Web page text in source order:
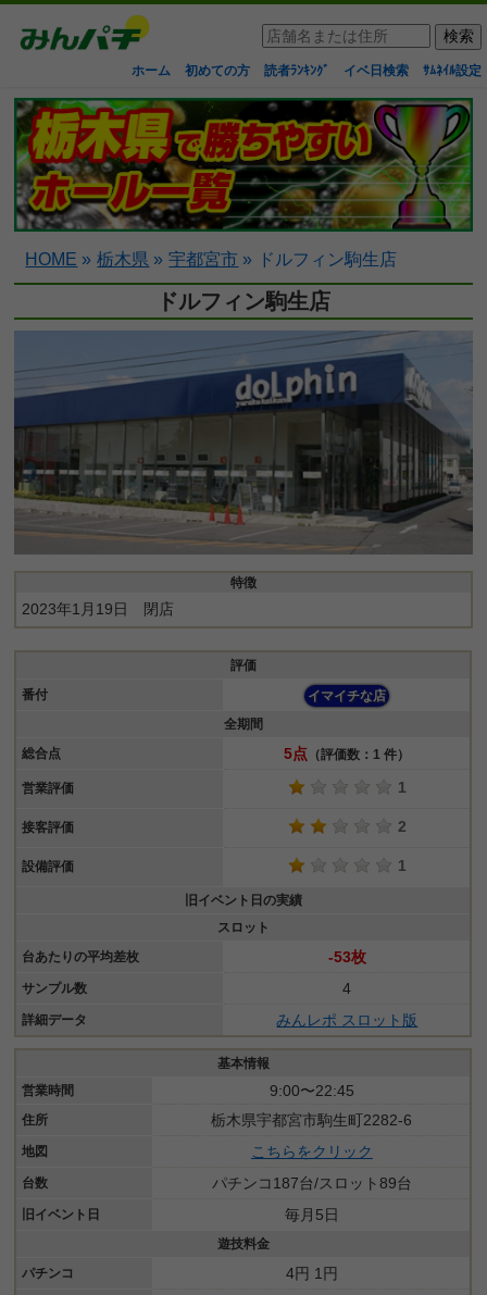
ホーム 初めての方 読者ﾗﾝｷﾝｸﾞ イベ日検索 ｻﾑﾈｲﾙ設定
HOME » 栃木県 » 宇都宮市 » ドルフィン駒生店
ドルフィン駒生店
特徴
2023年1月19日 閉店
評価
番付
イマイチな店
全期間
総合点
5点 （評価数：1 件）
営業評価 1
接客評価 2
設備評価 1
旧イベント日の実績
スロット
台あたりの平均差枚
-53枚
サンプル数 4
詳細データ みんレポ スロット版
基本情報
営業時間
9:00〜22:45
住所 栃木県宇都宮市駒生町2282-6
地図 こちらをクリック
台数 パチンコ187台/スロット89台
旧イベント日 毎月5日
遊技料金
パチンコ
4円 1円